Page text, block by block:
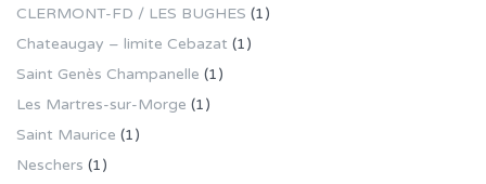
CLERMONT-FD / LES BUGHES (1)
Chateaugay – limite Cebazat (1)
Saint Genès Champanelle (1)
Les Martres-sur-Morge (1)
Saint Maurice (1)
Neschers (1)